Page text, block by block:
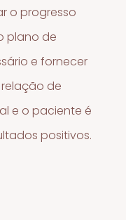
o progresso
plano de
e fornecer
de
e o paciente é
positivos.